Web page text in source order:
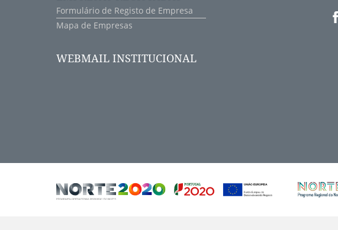
Formulário de Registo de Empresa
Mapa de Empresas
WEBMAIL INSTITUCIONAL